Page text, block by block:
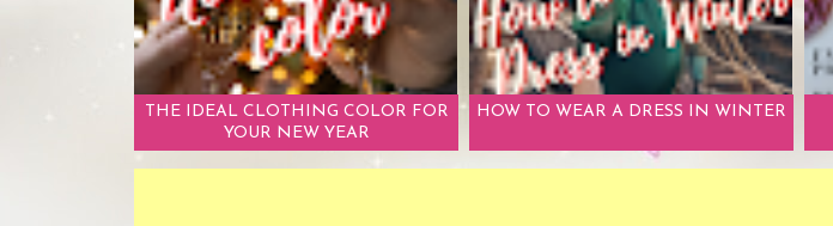
THE IDEAL CLOTHING COLOR FOR
YOUR NEW YEAR
HOW TO WEAR A DRESS IN WINTER